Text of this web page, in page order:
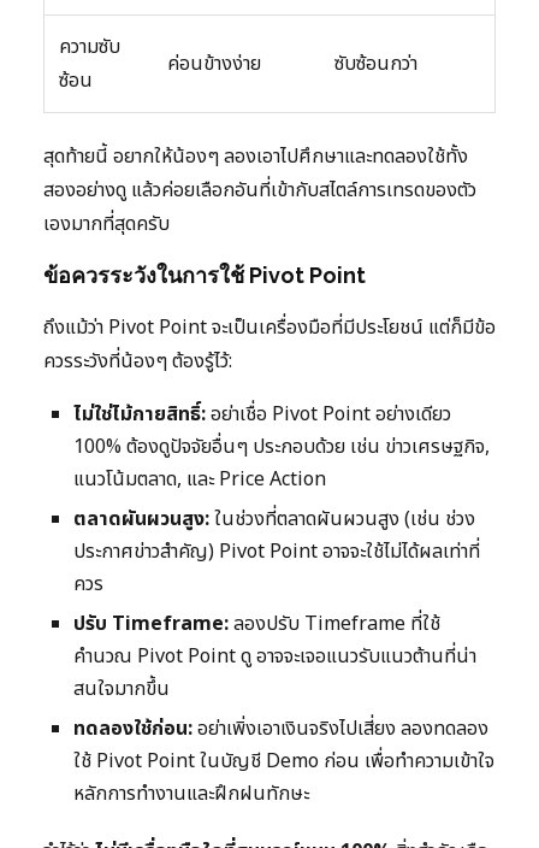
ความซับ
ซ้อน
ค่อนข้างง่าย ซับซ้อนกว่า
สุดท้ายนี้ อยากให้น้องๆ ลองเอาไปศึกษาและทดลองใช้ทั้ง
สองอย่างดู แล้วค่อยเลือกอันที่เข้ากับสไตล์การเทรดของตัว
เองมากที่สุดครับ
ข้อควรระวังในการใช้ Pivot Point
ถึงแม้ว่า Pivot Point จะเป็นเครื่องมือที่มีประโยชน์ แต่ก็มีข้อ
ควรระวังที่น้องๆ ต้องรู้ไว้:
ไม่ใช่ไม้กายสิทธิ์:อย่าเชื่อ Pivot Point อย่างเดียว
100% ต้องดูปัจจัยอื่นๆ ประกอบด้วย เช่น ข่าวเศรษฐกิจ,
แนวโน้มตลาด, และ Price Action
ตลาดผันผวนสูง:ในช่วงที่ตลาดผันผวนสูง (เช่น ช่วง
ประกาศข่าวสำคัญ) Pivot Point อาจจะใช้ไม่ได้ผลเท่าที่
ควร
ปรับ Timeframe:ลองปรับ Timeframe ที่ใช้
คำนวณ Pivot Point ดู อาจจะเจอแนวรับแนวต้านที่น่า
สนใจมากขึ้น
ทดลองใช้ก่อน:อย่าเพิ่งเอาเงินจริงไปเสี่ยง ลองทดลอง
ใช้ Pivot Point ในบัญชี Demo ก่อน เพื่อทำความเข้าใจ
หลักการทำงานและฝึกฝนทักษะ